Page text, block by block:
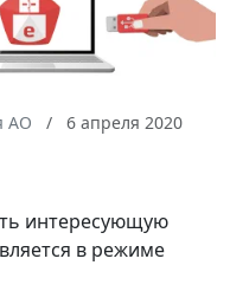
АО 6 апреля 2020
интересующую
в режиме